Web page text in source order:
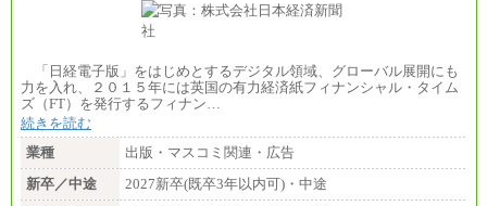
「日経電子版」をはじめとするデジタル領域、グローバル展開にも
力を入れ、２０１５年には英国の有力経済紙フィナンシャル・タイム
ズ（FT）を発行するフィナン…
続きを読む
業種
出版・マスコミ関連・広告
新卒／中途
2027新卒(既卒3年以内可)・中途